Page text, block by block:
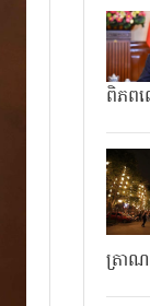
ពិភព
ត្រាណ